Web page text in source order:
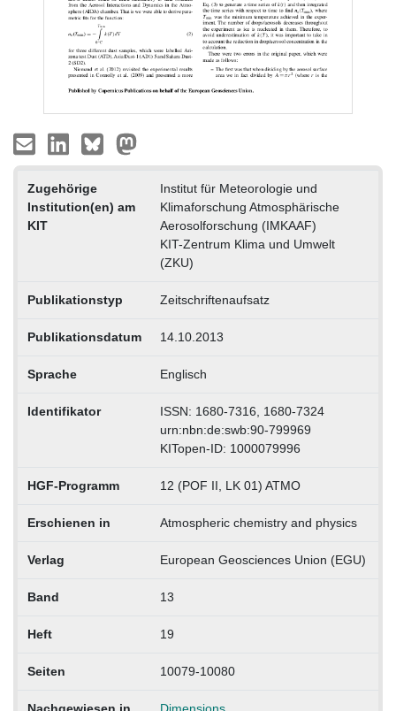
Zugehörige
Institution(en) am
KIT
Institut für Meteorologie und
Klimaforschung Atmosphärische
Aerosolforschung (IMKAAF)
KIT-Zentrum Klima und Umwelt
(ZKU)
Publikationstyp Zeitschriftenaufsatz
Publikationsdatum 14.10.2013
Sprache Englisch
Identifikator
ISSN: 1680-7316, 1680-7324
urn:nbn:de:swb:90-799969
KITopen-ID: 1000079996
HGF-Programm 12 (POF II, LK 01) ATMO
Erschienen in Atmospheric chemistry and physics
Verlag European Geosciences Union (EGU)
Band 13
Heft 19
Seiten 10079-10080
Nachgewiesen in Dimensions